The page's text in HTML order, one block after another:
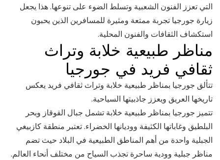
التي تعزز الفنون الشعبية وتسلط الضوء على تنوعها. هذا يجعل
زيارة جورجيا تجربة ممتعة ومثيرة للمسافرين الذين يحبون
استكشاف الثقافات والفنون المحلية.
مناظر طبيعية خلابة وتراث
ثقافي فريد في جورجيا
تتألق جورجيا بمناظر طبيعية خلابة وتراث ثقافي فريد يعكس
تاريخها العريق ويعزز جاذبيتها السياحية.
تتميز جورجيا بمناظر طبيعية خلابة تشمل جبال القوقاز وبحر
البلطيق وغاباتها الكثيفة ووديانها الخضراء. تعتبر منطقة كازبيغي
الجبلية واحدة من أهم المناطق الطبيعية في البلاد حيث تضم
مناظر جبلية وودية ساحرة تجذب السياح من مختلف أنحاء العالم.